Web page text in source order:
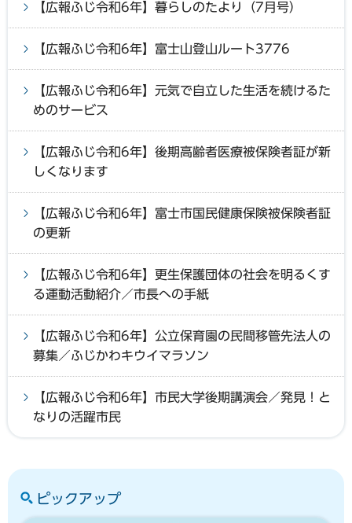
【広報ふじ令和6年】暮らしのたより（7月号）
【広報ふじ令和6年】富士山登山ルート3776
【広報ふじ令和6年】元気で自立した生活を続けるた
めのサービス
【広報ふじ令和6年】後期高齢者医療被保険者証が新
しくなります
【広報ふじ令和6年】富士市国民健康保険被保険者証
の更新
【広報ふじ令和6年】更生保護団体の社会を明るくす
る運動活動紹介／市長への手紙
【広報ふじ令和6年】公立保育園の民間移管先法人の
募集／ふじかわキウイマラソン
【広報ふじ令和6年】市民大学後期講演会／発見！と
なりの活躍市民
ピックアップ